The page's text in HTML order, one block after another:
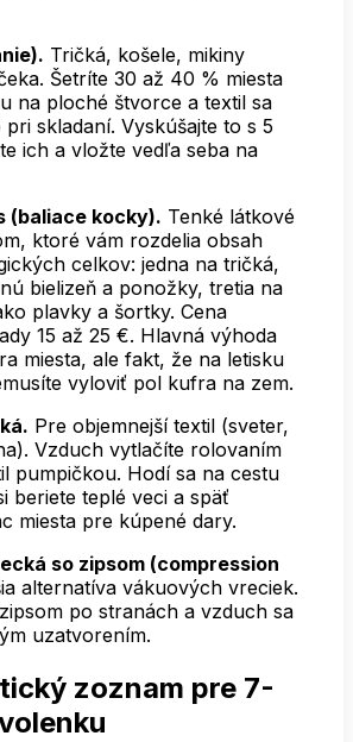
Tričká, košele, mikiny
Šetríte 30 až 40 % miesta
na ploché štvorce a textil sa
skladaní. Vyskúšajte to s 5
ich a vložte vedľa seba na
(baliace kocky). Tenké látkové
ktoré vám rozdelia obsah
celkov: jedna na tričká,
bielizeň a ponožky, tretia na
plavky a šortky. Cena
15 až 25 €. Hlavná výhoda
miesta, ale fakt, že na letisku
vyloviť pol kufra na zem.
Pre objemnejší textil (sveter,
Vzduch vytlačíte rolovaním
pumpičkou. Hodí sa na cestu
beriete teplé veci a späť
miesta pre kúpené dary.
so zipsom (compression
alternatíva vákuových vreciek.
po stranách a vzduch sa
uzatvorením.
zoznam pre 7-